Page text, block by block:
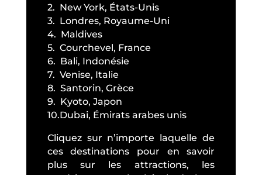
2. New York, États-Unis
3. Londres, Royaume-Uni
4. Maldives
5. Courchevel, France
6. Bali, Indonésie
7. Venise, Italie
8. Santorin, Grèce
9. Kyoto, Japon
10.Dubai, Émirats arabes unis
Cliquez sur n’importe laquelle de
ces destinations pour en savoir
plus sur les attractions, les